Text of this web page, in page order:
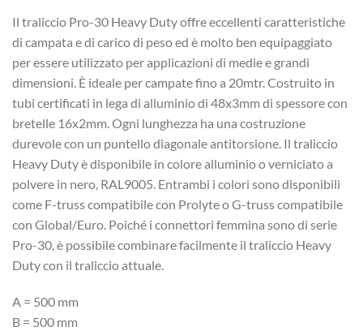
Il traliccio Pro-30 Heavy Duty offre eccellenti caratteristiche
di campata e di carico di peso ed è molto ben equipaggiato
per essere utilizzato per applicazioni di medie e grandi
dimensioni. È ideale per campate fino a 20mtr. Costruito in
tubi certificati in lega di alluminio di 48x3mm di spessore con
bretelle 16x2mm. Ogni lunghezza ha una costruzione
durevole con un puntello diagonale antitorsione. Il traliccio
Heavy Duty è disponibile in colore alluminio o verniciato a
polvere in nero, RAL9005. Entrambi i colori sono disponibili
come F-truss compatibile con Prolyte o G-truss compatibile
con Global/Euro. Poiché i connettori femmina sono di serie
Pro-30, è possibile combinare facilmente il traliccio Heavy
Duty con il traliccio attuale.
A = 500 mm
B = 500 mm